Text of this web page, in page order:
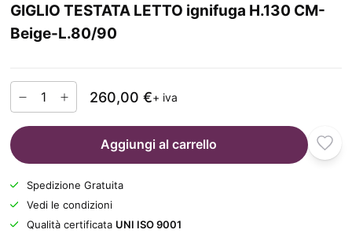
GIGLIO TESTATA LETTO ignifuga H.130 CM-
Beige-L.80/90
260,00 €+ iva
Aggiungi al carrello
Spedizione Gratuita
Vedi le condizioni
Qualità certificata UNI ISO 9001